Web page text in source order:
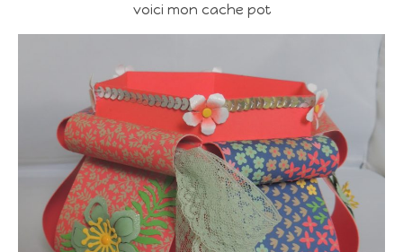
voici mon cache pot